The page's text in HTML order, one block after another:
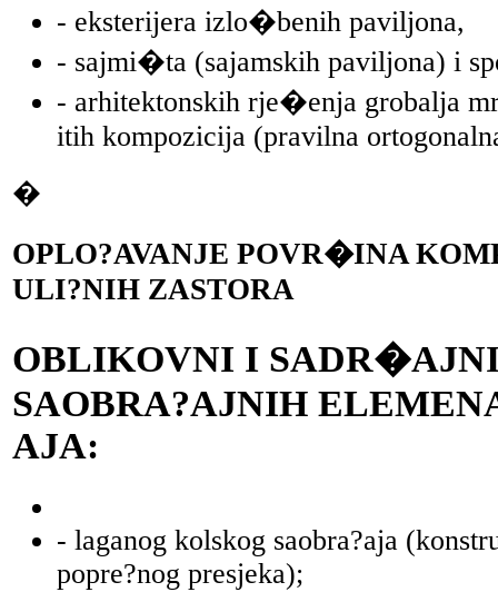
- eksterijera izlo�benih paviljona,
- sajmi�ta (sajamskih paviljona) i
- arhitektonskih rje�enja grobalja
itih kompozicija (pravilna
�
OPLO?AVANJE POVR�INA
ULI?NIH ZASTORA
OBLIKOVNI I
SAOBRA?AJNIH
AJA:
- laganog kolskog saobra?aja
popre?nog presjeka);